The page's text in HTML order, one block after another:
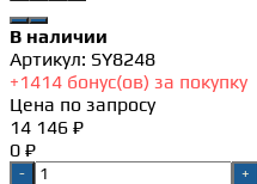
В наличии
Артикул: SY8248
+1414 бонус(ов) за покупку
Цена по запросу
14 146 ₽
0 ₽
- +